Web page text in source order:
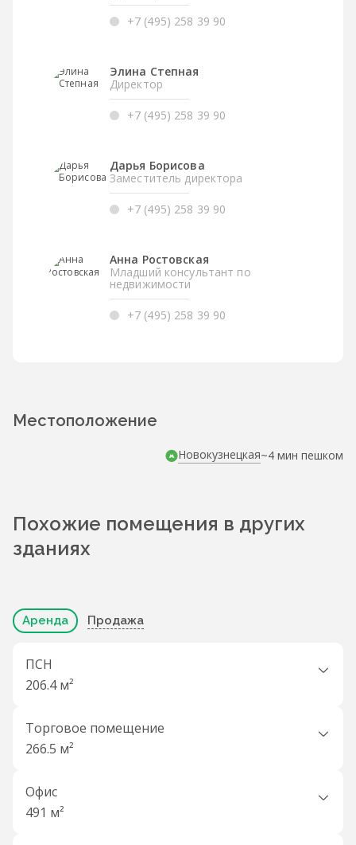
+7 (495) 258 39 90
Элина Степная
Директор
+7 (495) 258 39 90
Дарья Борисова
Заместитель директора
+7 (495) 258 39 90
Анна Ростовская
Младший консультант по
недвижимости
+7 (495) 258 39 90
Местоположение
Новокузнецкая~4 мин пешком
Похожие помещения в других
зданиях
Аренда Продажа
ПСН
206.4 м²
Торговое помещение
266.5 м²
Офис
491 м²